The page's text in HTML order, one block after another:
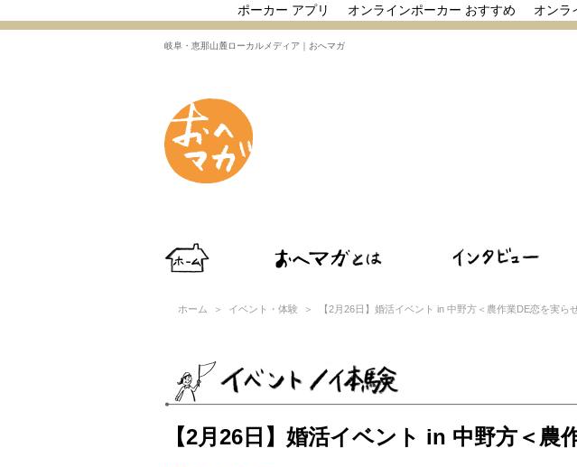
ポーカー アプリ オンラインポーカー おすすめ オンラ
岐阜・恵那山麓ローカルメディア｜おへマガ
ホーム ＞ イベント・体験 ＞ 【2月26日】婚活イベント in 中野方＜農作業DE恋を実ら
【2月26日】婚活イベント in 中野方＜農